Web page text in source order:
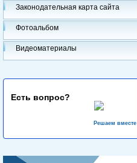
Законодательная карта сайта
Фотоальбом
Видеоматериалы
Есть вопрос?
Решаем вместе